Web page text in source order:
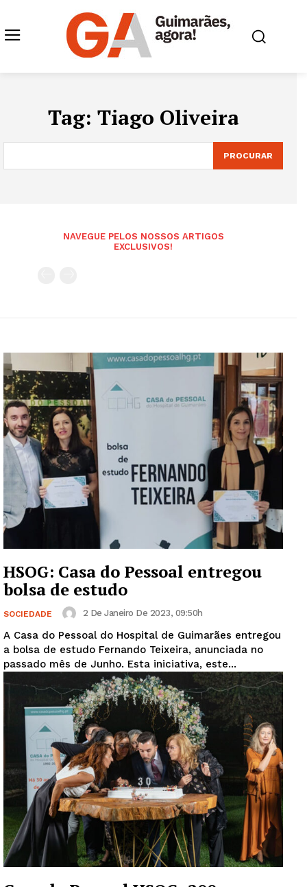
Tag: Tiago Oliveira
PROCURAR
NAVEGUE PELOS NOSSOS ARTIGOS
EXCLUSIVOS!
HSOG: Casa do Pessoal entregou
bolsa de estudo
SOCIEDADE 2 De Janeiro De 2023, 09:50h
A Casa do Pessoal do Hospital de Guimarães entregou
a bolsa de estudo Fernando Teixeira, anunciada no
passado mês de Junho. Esta iniciativa, este...